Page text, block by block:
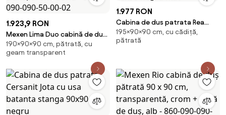
1.923,9 RON
Mexen Lima Duo cabină de duș
pliabilă 90 x 90 cm,
transparent, auriu - 856-090-
190×90×90 cm, pătrată, cu
geam transparent
1.977 RON
Cabina de dus patrata Rea
Abra cu usi pivotante 90x90
negru mat
195×90×90 cm, cu cădiță,
pătrată